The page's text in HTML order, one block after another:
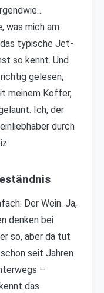
was mich am
typische Jet-
so kennt. Und
gelesen,
meinem Koffer,
Ich, der
durch
Der Wein. Ja,
denken bei
so, aber da tut
seit Jahren
–
das